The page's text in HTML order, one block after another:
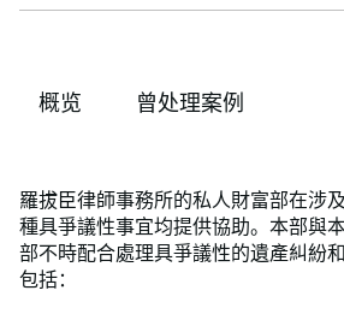
概览 曾处理案例
羅拔臣律師事務所的私人財富部在涉
種具爭議性事宜均提供協助。本部與
部不時配合處理具爭議性的遺產糾紛
包括：